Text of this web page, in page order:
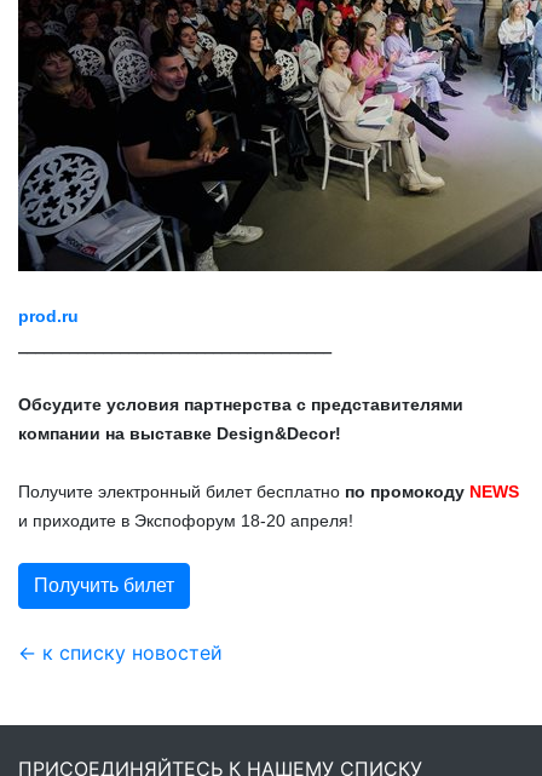
prod.ru
Обсудите условия партнерства с представителями
компании на выставке Design&Decor!
Получите электронный билет бесплатно по промокоду NEWS
и приходите в Экспофорум 18-20 апреля!
Получить билет
← к списку новостей
ПРИСОЕДИНЯЙТЕСЬ К НАШЕМУ СПИСКУ